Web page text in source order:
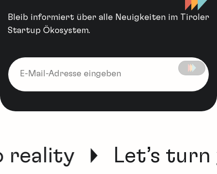
Bleib informiert über alle Neuigkeiten im Tiroler
Startup Ökosystem.
reality Let’s